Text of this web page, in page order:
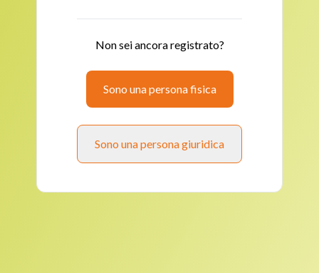
Non sei ancora registrato?
Sono una persona fisica
Sono una persona giuridica